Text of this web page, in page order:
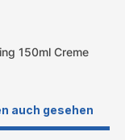
150ml Creme
auch gesehen